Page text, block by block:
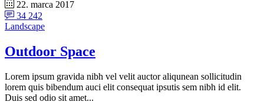
22. marca 2017
34 242
Landscape
Outdoor Space
Lorem ipsum gravida nibh vel velit auctor aliqunean sollicitudin
lorem quis bibendum auci elit consequat ipsutis sem nibh id elit.
Duis sed odio sit amet...